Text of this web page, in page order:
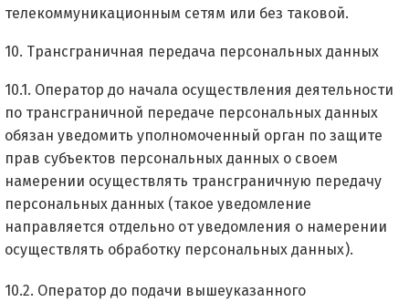
телекоммуникационным сетям или без таковой.
10. Трансграничная передача персональных данных
10.1. Оператор до начала осуществления деятельности
по трансграничной передаче персональных данных
обязан уведомить уполномоченный орган по защите
прав субъектов персональных данных о своем
намерении осуществлять трансграничную передачу
персональных данных (такое уведомление
направляется отдельно от уведомления о намерении
осуществлять обработку персональных данных).
10.2. Оператор до подачи вышеуказанного